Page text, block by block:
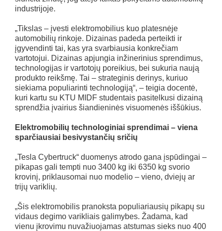
industrijoje.
„Tikslas – įvesti elektromobilius kuo platesnėje
automobilių rinkoje. Dizainas padeda perteikti ir
įgyvendinti tai, kas yra svarbiausia konkrečiam
vartotojui. Dizainas apjungia inžinerinius sprendimus,
technologijas ir vartotojų poreikius, bei sukuria naują
produkto reikšmę. Tai – strateginis derinys, kuriuo
siekiama populiarinti technologiją“, – teigia docentė,
kuri kartu su KTU MIDF studentais pasitelkusi dizainą
sprendžia įvairius šiandieninės visuomenės iššūkius.
Elektromobilių technologiniai sprendimai – viena
sparčiausiai besivystančių sričių
„Tesla Cybertruck“ duomenys atrodo gana įspūdingai –
pikapas gali tempti nuo 3400 kg iki 6350 kg svorio
krovinį, priklausomai nuo modelio – vieno, dviejų ar
trijų variklių.
„Šis elektromobilis pranoksta populiariausių pikapų su
vidaus degimo varikliais galimybes. Žadama, kad
vienu įkrovimu nuvažiuojamas atstumas sieks nuo 400